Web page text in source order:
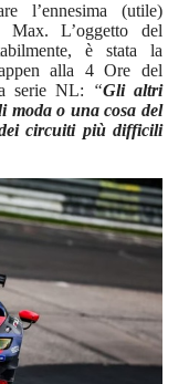
l’ennesima (utile)
Max. L’oggetto del
è stata la
alla 4 Ore del
serie NL:
“Gli altri
moda o una cosa del
circuiti più difficili